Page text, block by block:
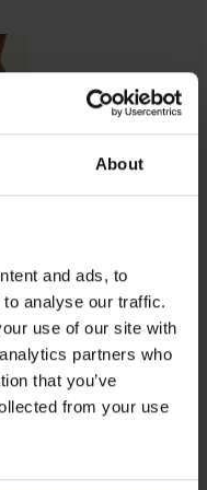
About
and ads, to
analyse our traffic.
use of our site with
partners who
that you’ve
from your use